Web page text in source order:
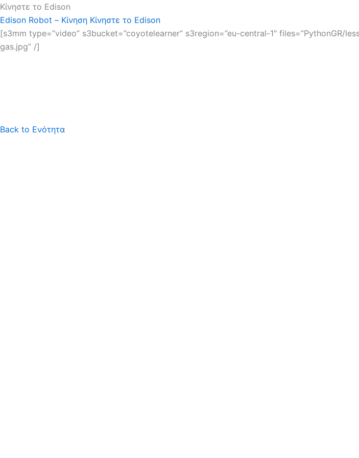
Κίνηστε το Edison
Edison Robot – Κίνηση Κίνηστε το Edison
[s3mm type=”video” s3bucket=”coyotelearner” s3region=”eu-central-1″
gas.jpg” /]
Back to Ενότητα